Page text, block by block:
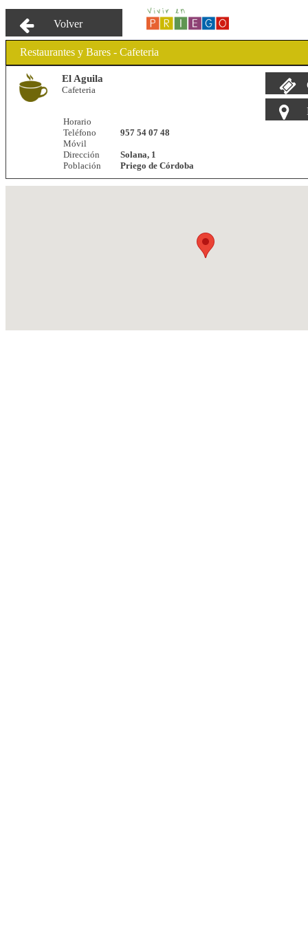
Volver
Restaurantes y Bares - Cafeteria
El Aguila
Cafeteria
Horario
Teléfono
957 54 07 48
Móvil
Dirección
Solana, 1
Población
Priego de Córdoba